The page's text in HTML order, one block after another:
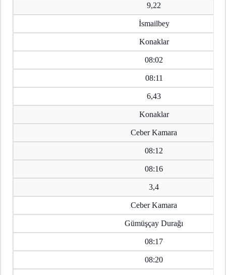
9,22
İsmailbey
Konaklar
08:02
08:11
6,43
Konaklar
Ceber Kamara
08:12
08:16
3,4
Ceber Kamara
Gümüşçay Durağı
08:17
08:20